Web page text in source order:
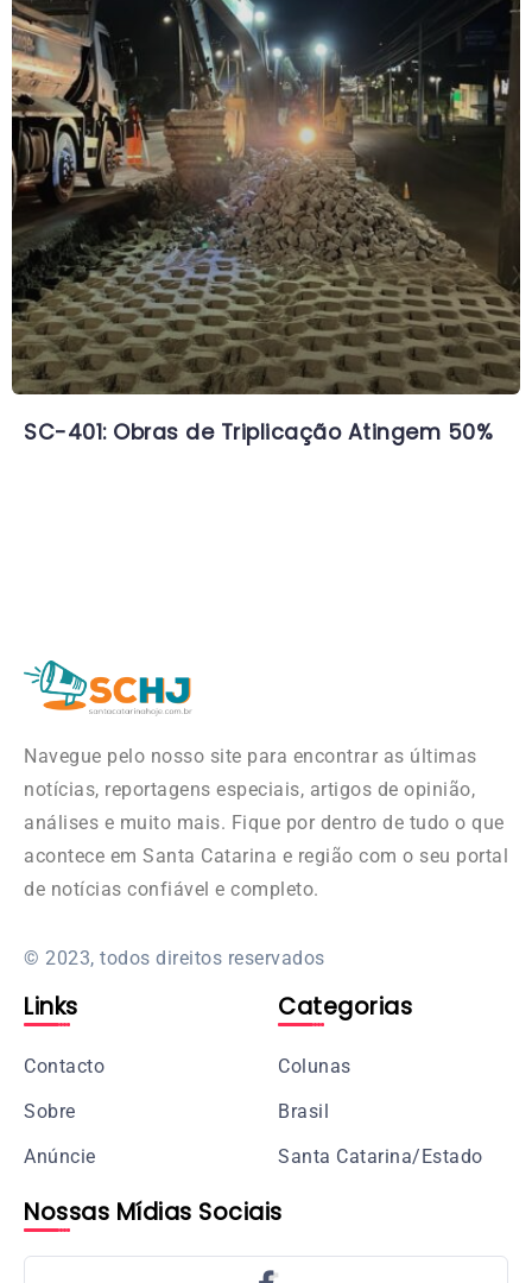
SC-401: Obras de Triplicação Atingem 50%
Navegue pelo nosso site para encontrar as últimas
notícias, reportagens especiais, artigos de opinião,
análises e muito mais. Fique por dentro de tudo o que
acontece em Santa Catarina e região com o seu portal
de notícias confiável e completo.
© 2023, todos direitos reservados
Links
Contacto
Sobre
Anúncie
Categorias
Colunas
Brasil
Santa Catarina/Estado
Nossas Mídias Sociais